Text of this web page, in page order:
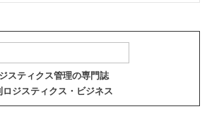
スティクス管理の専門誌
ロジスティクス・ビジネス